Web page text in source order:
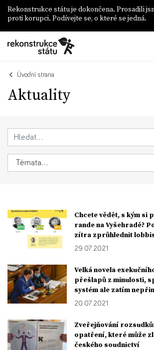
Rekonstrukce státu je dokončena. Prosadili
proti korupci. Podívejte se, o které se jedná.
Úvodní strana
Aktuality
Chcete vědět, s kým si
rande na Vyšehradě?
zítra zprůhlednit
29. 07. 2021
Velká novela
přešlapů z minulosti,
systém ale zatím
20. 07. 2021
Zveřejňování
opatření, které může
českého soudnictví